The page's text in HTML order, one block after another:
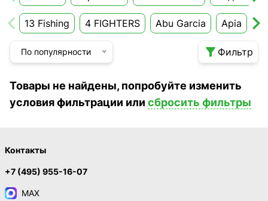
13 Fishing 4 FIGHTERS Abu Garcia Apia
По популярности  Фильтр
Товары не найдены, попробуйте изменить
условия фильтрации или сбросить фильтры
Контакты
+7 (495) 955-16-07
MAX